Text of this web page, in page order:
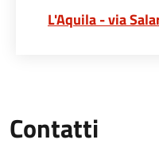
L'Aquila - via
Contatti